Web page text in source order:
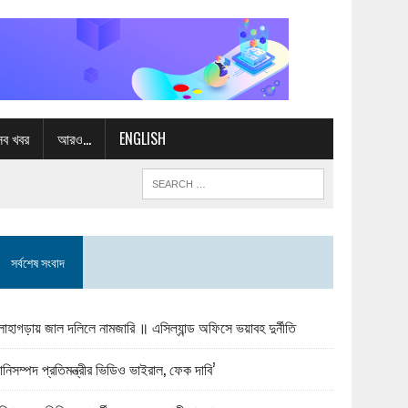
খবর আরও… ENGLISH
সর্বশেষ সংবাদ
জাল দলিলে নামজারি ॥ এসিল্যান্ড অফিসে ভয়াবহ দুর্নীতি
প্রতিমন্ত্রীর ভিডিও ভাইরাল, ফেক দাবি’